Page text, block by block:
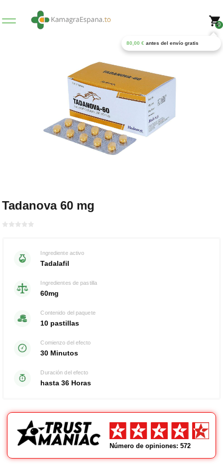
0
80,00 € antes del envío gratis
Tadanova 60 mg
Ingrediente activo
Tadalafil
Ingredientes de pastilla
60mg
Contenido del paquete
10 pastillas
Comienzo del efecto
30 Minutos
Duración del efecto
hasta 36 Horas
Número de opiniones: 572